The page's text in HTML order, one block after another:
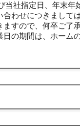
当社指定日、年末年
合わせにつきまして
すので、何卒ご了
の期間は、ホーム